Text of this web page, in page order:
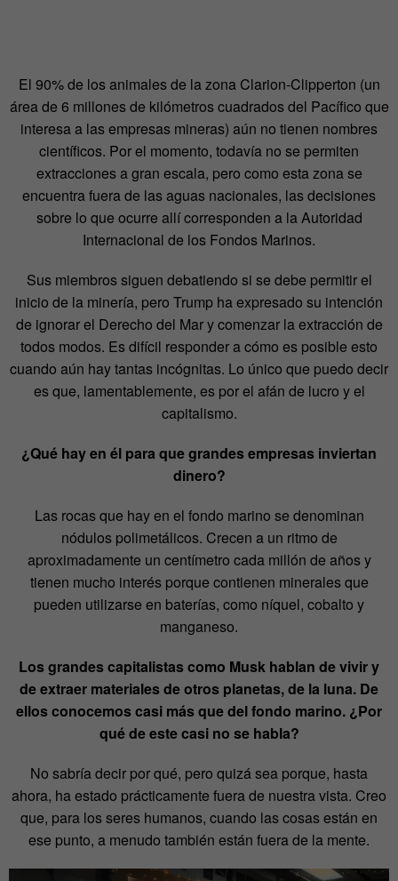
El 90% de los animales de la zona Clarion-Clipperton (un
área de 6 millones de kilómetros cuadrados del Pacífico que
interesa a las empresas mineras) aún no tienen nombres
científicos. Por el momento, todavía no se permiten
extracciones a gran escala, pero como esta zona se
encuentra fuera de las aguas nacionales, las decisiones
sobre lo que ocurre allí corresponden a la Autoridad
Internacional de los Fondos Marinos.
Sus miembros siguen debatiendo si se debe permitir el
inicio de la minería, pero Trump ha expresado su intención
de ignorar el Derecho del Mar y comenzar la extracción de
todos modos. Es difícil responder a cómo es posible esto
cuando aún hay tantas incógnitas. Lo único que puedo decir
es que, lamentablemente, es por el afán de lucro y el
capitalismo.
¿Qué hay en él para que grandes empresas inviertan
dinero?
Las rocas que hay en el fondo marino se denominan
nódulos polimetálicos. Crecen a un ritmo de
aproximadamente un centímetro cada millón de años y
tienen mucho interés porque contienen minerales que
pueden utilizarse en baterías, como níquel, cobalto y
manganeso.
Los grandes capitalistas como Musk hablan de vivir y
de extraer materiales de otros planetas, de la luna. De
ellos conocemos casi más que del fondo marino. ¿Por
qué de este casi no se habla?
No sabría decir por qué, pero quizá sea porque, hasta
ahora, ha estado prácticamente fuera de nuestra vista. Creo
que, para los seres humanos, cuando las cosas están en
ese punto, a menudo también están fuera de la mente.